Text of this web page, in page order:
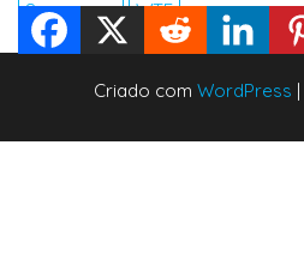
Segurança
WTF
Criado com WordPress |